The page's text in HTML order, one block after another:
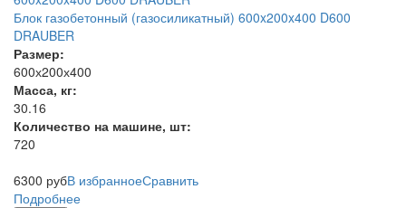
Блок газобетонный (газосиликатный) 600x200x400 D600
DRAUBER
Размер:
600х200х400
Масса, кг:
30.16
Количество на машине, шт:
720
6300 рубВ избранноеСравнить
Подробнее